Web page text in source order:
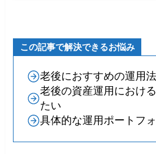
この記事で解決できるお悩み
老後におすすめの運用
老後の資産運用におけ
たい
具体的な運用ポートフ